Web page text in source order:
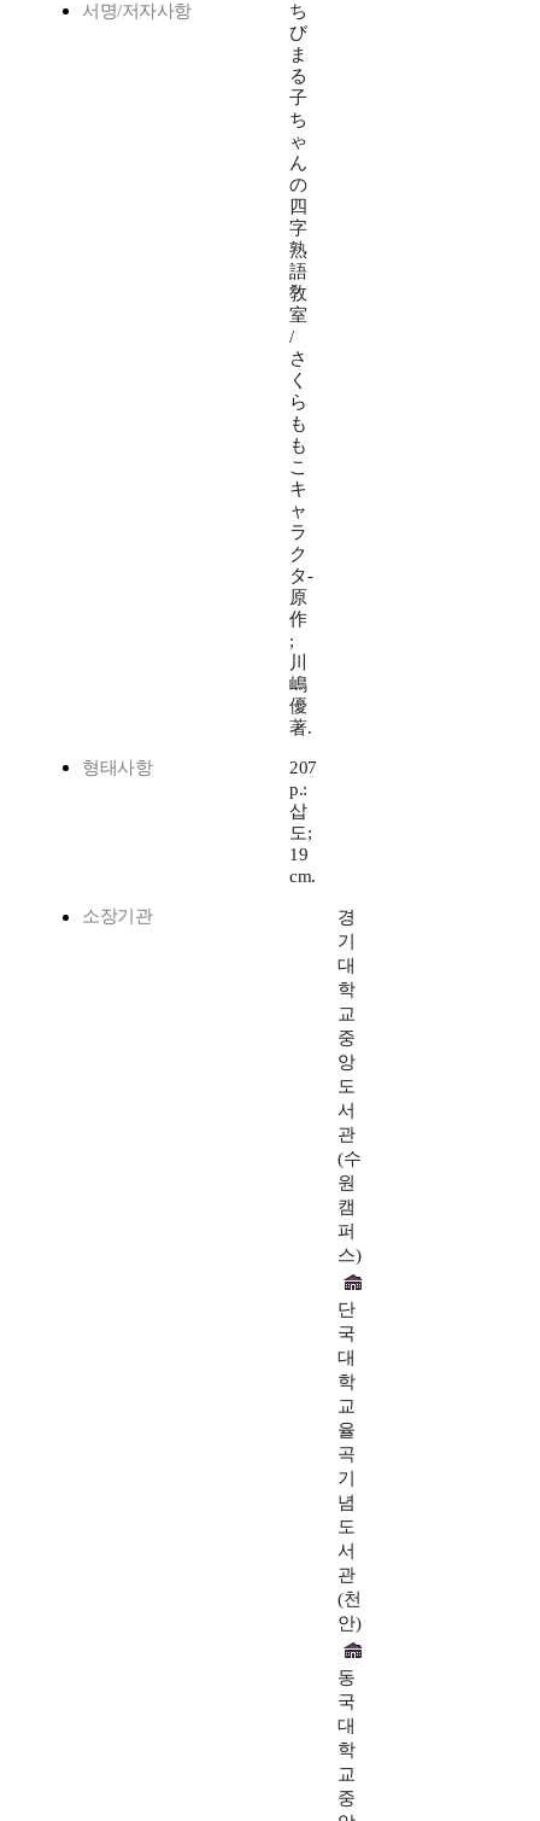
서명/저자사항
ち
び
ま
る
子
ち
ゃ
ん
の
四
字
熟
語
敎
室
/
さ
く
ら
も
も
こ
キ
ャ
ラ
ク
タ-
原
作
;
川
嶋
優
著.
형태사항
207
p.:
삽
도;
19
cm.
소장기관
경
기
대
학
교
중
앙
도
서
관
(수
원
캠
퍼
스)
단
국
대
학
교
율
곡
기
념
도
서
관
(천
안)
동
국
대
학
교
중